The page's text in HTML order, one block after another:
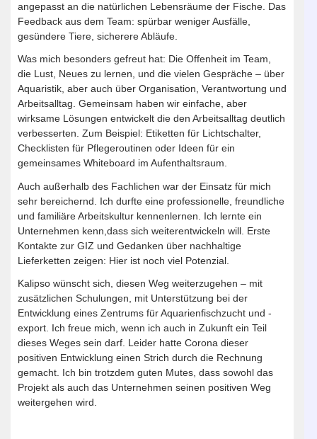
angepasst an die natürlichen Lebensräume der Fische. Das
Feedback aus dem Team: spürbar weniger Ausfälle,
gesündere Tiere, sicherere Abläufe.
Was mich besonders gefreut hat: Die Offenheit im Team,
die Lust, Neues zu lernen, und die vielen Gespräche – über
Aquaristik, aber auch über Organisation, Verantwortung und
Arbeitsalltag. Gemeinsam haben wir einfache, aber
wirksame Lösungen entwickelt die den Arbeitsalltag deutlich
verbesserten. Zum Beispiel: Etiketten für Lichtschalter,
Checklisten für Pflegeroutinen oder Ideen für ein
gemeinsames Whiteboard im Aufenthaltsraum.
Auch außerhalb des Fachlichen war der Einsatz für mich
sehr bereichernd. Ich durfte eine professionelle, freundliche
und familiäre Arbeitskultur kennenlernen. Ich lernte ein
Unternehmen kenn,dass sich weiterentwickeln will. Erste
Kontakte zur GIZ und Gedanken über nachhaltige
Lieferketten zeigen: Hier ist noch viel Potenzial.
Kalipso wünscht sich, diesen Weg weiterzugehen – mit
zusätzlichen Schulungen, mit Unterstützung bei der
Entwicklung eines Zentrums für Aquarienfischzucht und -
export. Ich freue mich, wenn ich auch in Zukunft ein Teil
dieses Weges sein darf. Leider hatte Corona dieser
positiven Entwicklung einen Strich durch die Rechnung
gemacht. Ich bin trotzdem guten Mutes, dass sowohl das
Projekt als auch das Unternehmen seinen positiven Weg
weitergehen wird.